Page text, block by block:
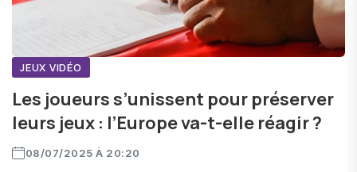
JEUX VIDÉO
Les joueurs s’unissent pour préserver
leurs jeux : l’Europe va-t-elle réagir ?
08/07/2025 À 20:20